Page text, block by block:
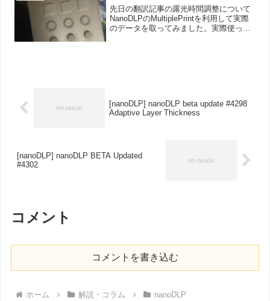
先日の翻訳記事の露光時間調整について
NanoDLPのMultiplePrintを利用して実際
のデータを取ってみました。実際使って
[nanoDLP] nanoDLP beta update #4298
Adaptive Layer Thickness
[nanoDLP] nanoDLP BETA Updated
#4302
コメント
コメントを書き込む
ホーム 解説・コラム nanoDLP